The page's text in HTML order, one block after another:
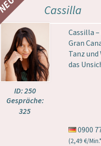
Cassilla
ID: 250
Gespräche:
325
Cassilla
Gran
Tanz und
das
0900
(2,49 €/